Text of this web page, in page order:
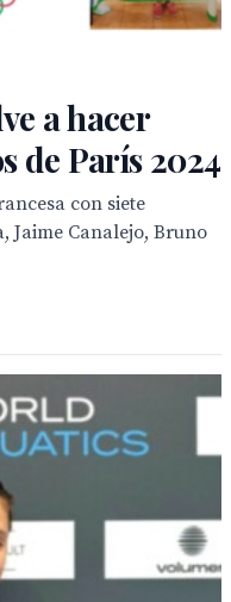
a hacer
de París 2024
con siete
Jaime Canalejo, Bruno